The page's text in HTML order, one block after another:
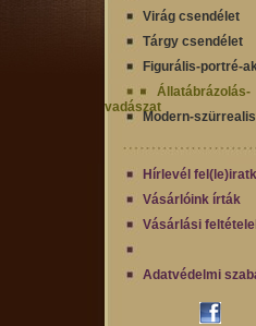
Virág csendélet
Tárgy csendélet
Figurális-portré-
Állatábrázolás-
vadászat
Modern-
Hírlevél
Vásárlóink írták
Vásárlási
Adatvédelmi